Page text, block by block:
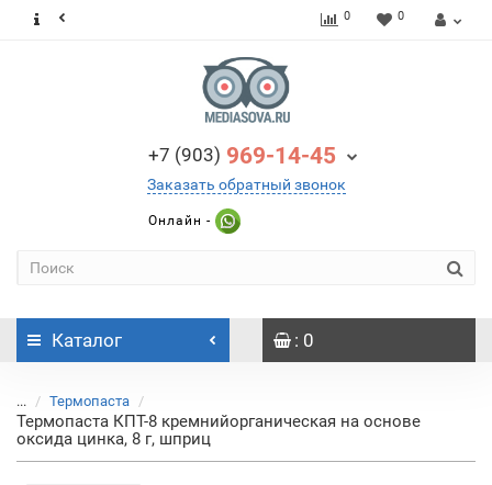
0 0
+7 (903) 969-14-45
Заказать обратный звонок
Онлайн -
Каталог : 0
... Термопаста
Термопаста КПТ-8 кремнийорганическая на основе
оксида цинка, 8 г, шприц